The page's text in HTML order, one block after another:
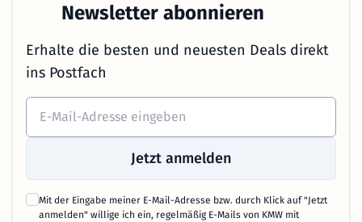
Newsletter abonnieren
Erhalte die besten und neuesten Deals direkt
ins Postfach
Jetzt anmelden
Mit der Eingabe meiner E-Mail-Adresse bzw. durch Klick auf "Jetzt
anmelden" willige ich ein, regelmäßig E-Mails von KMW mit